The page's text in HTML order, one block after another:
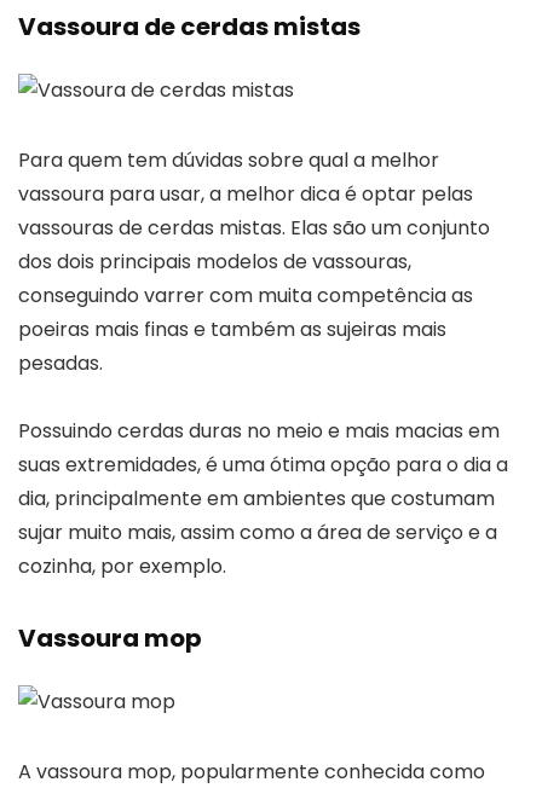
Vassoura de cerdas mistas
Para quem tem dúvidas sobre qual a melhor
vassoura para usar, a melhor dica é optar pelas
vassouras de cerdas mistas. Elas são um conjunto
dos dois principais modelos de vassouras,
conseguindo varrer com muita competência as
poeiras mais finas e também as sujeiras mais
pesadas.
Possuindo cerdas duras no meio e mais macias em
suas extremidades, é uma ótima opção para o dia a
dia, principalmente em ambientes que costumam
sujar muito mais, assim como a área de serviço e a
cozinha, por exemplo.
Vassoura mop
A vassoura mop, popularmente conhecida como